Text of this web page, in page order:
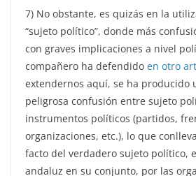
7) No obstante, es quizás en la
“sujeto político”, donde más
con graves implicaciones a nivel
compañero ha defendido en otro
extendernos aquí, se ha producido
peligrosa confusión entre sujeto
instrumentos políticos (partidos,
organizaciones, etc.), lo que
facto del verdadero sujeto político,
andaluz en su conjunto, por las